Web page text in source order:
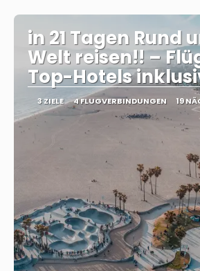
in 21 Tagen Rund
Welt reisen!! –
Top-Hotels
3 ZIELE 4 FLUGVERBINDUNGEN 19